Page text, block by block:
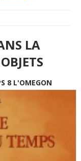
LA
8 L'OMEGON